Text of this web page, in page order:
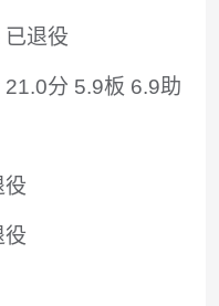
已退役
21.0分 5.9板 6.9助
役
役